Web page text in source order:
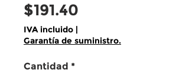
$191.40
IVA incluido |
Garantía de suministro.
Cantidad *